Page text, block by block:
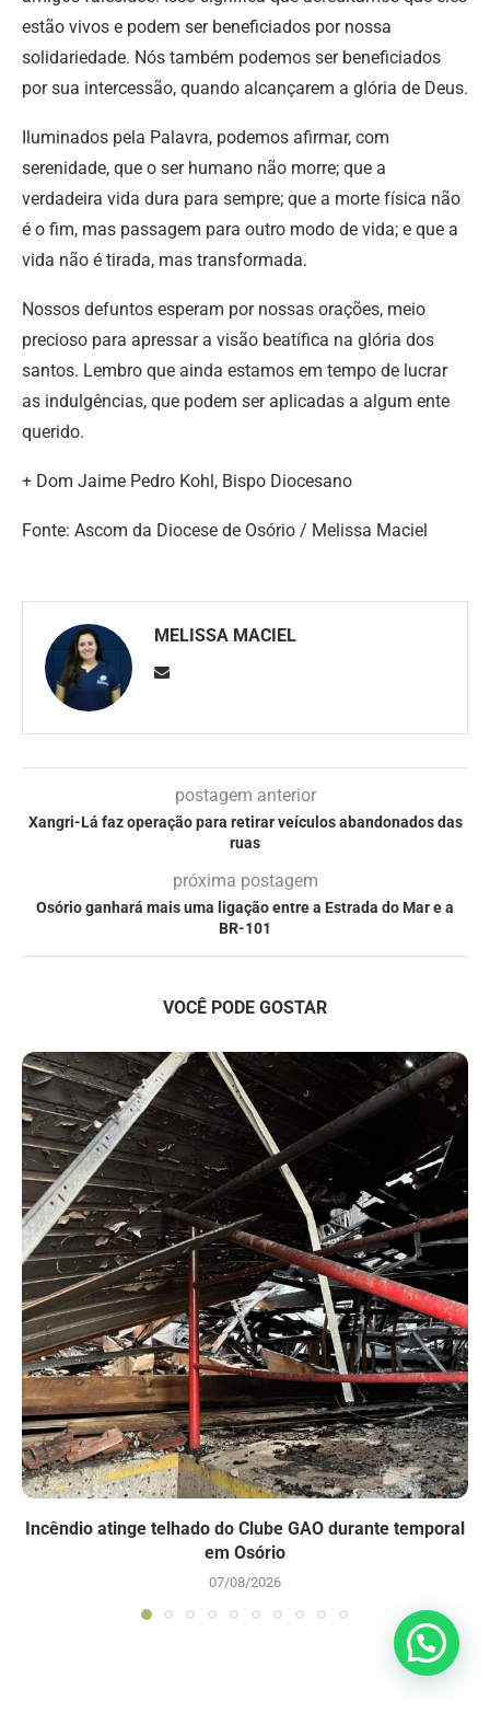
estão vivos e podem ser beneficiados por nossa
solidariedade. Nós também podemos ser beneficiados
por sua intercessão, quando alcançarem a glória de Deus.
Iluminados pela Palavra, podemos afirmar, com
serenidade, que o ser humano não morre; que a
verdadeira vida dura para sempre; que a morte física não
é o fim, mas passagem para outro modo de vida; e que a
vida não é tirada, mas transformada.
Nossos defuntos esperam por nossas orações, meio
precioso para apressar a visão beatífica na glória dos
santos. Lembro que ainda estamos em tempo de lucrar
as indulgências, que podem ser aplicadas a algum ente
querido.
+ Dom Jaime Pedro Kohl, Bispo Diocesano
Fonte: Ascom da Diocese de Osório / Melissa Maciel
MELISSA MACIEL
postagem anterior
Xangri-Lá faz operação para retirar veículos abandonados das
ruas
próxima postagem
Osório ganhará mais uma ligação entre a Estrada do Mar e a
BR-101
VOCÊ PODE GOSTAR
Incêndio atinge telhado do Clube GAO durante temporal
em Osório
07/08/2026